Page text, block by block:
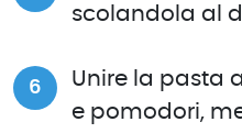
scolandola al
Unire la pasta
e pomodori,